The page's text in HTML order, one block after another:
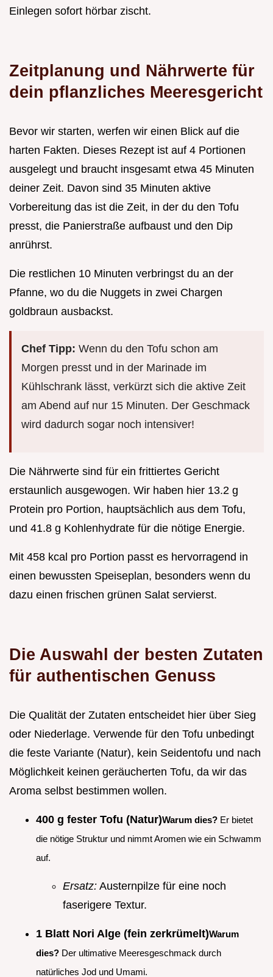
Einlegen sofort hörbar zischt.
Zeitplanung und Nährwerte für
dein pflanzliches Meeresgericht
Bevor wir starten, werfen wir einen Blick auf die
harten Fakten. Dieses Rezept ist auf 4 Portionen
ausgelegt und braucht insgesamt etwa 45 Minuten
deiner Zeit. Davon sind 35 Minuten aktive
Vorbereitung das ist die Zeit, in der du den Tofu
presst, die Panierstraße aufbaust und den Dip
anrührst.
Die restlichen 10 Minuten verbringst du an der
Pfanne, wo du die Nuggets in zwei Chargen
goldbraun ausbackst.
Chef Tipp: Wenn du den Tofu schon am
Morgen presst und in der Marinade im
Kühlschrank lässt, verkürzt sich die aktive Zeit
am Abend auf nur 15 Minuten. Der Geschmack
wird dadurch sogar noch intensiver!
Die Nährwerte sind für ein frittiertes Gericht
erstaunlich ausgewogen. Wir haben hier 13.2 g
Protein pro Portion, hauptsächlich aus dem Tofu,
und 41.8 g Kohlenhydrate für die nötige Energie.
Mit 458 kcal pro Portion passt es hervorragend in
einen bewussten Speiseplan, besonders wenn du
dazu einen frischen grünen Salat servierst.
Die Auswahl der besten Zutaten
für authentischen Genuss
Die Qualität der Zutaten entscheidet hier über Sieg
oder Niederlage. Verwende für den Tofu unbedingt
die feste Variante (Natur), kein Seidentofu und nach
Möglichkeit keinen geräucherten Tofu, da wir das
Aroma selbst bestimmen wollen.
400 g fester Tofu (Natur)Warum dies? Er bietet
die nötige Struktur und nimmt Aromen wie ein Schwamm
auf.
Ersatz: Austernpilze für eine noch
faserigere Textur.
1 Blatt Nori Alge (fein zerkrümelt)Warum
dies? Der ultimative Meeresgeschmack durch
natürliches Jod und Umami.